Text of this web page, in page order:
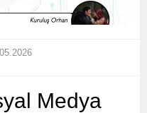
Medya